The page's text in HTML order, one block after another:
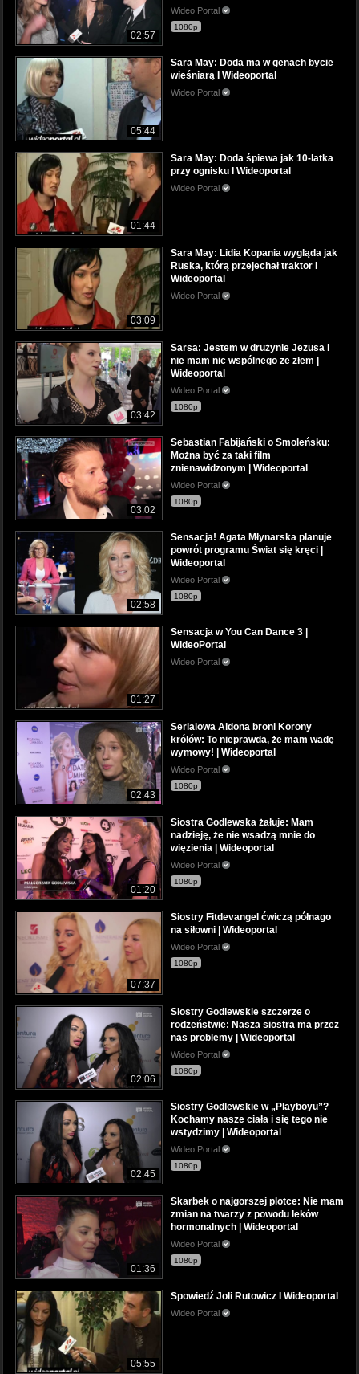
02:57
Wideo Portal
1080p
05:44
Sara May: Doda ma w genach bycie
wieśniarą I Wideoportal
Wideo Portal
01:44
Sara May: Doda śpiewa jak 10-latka
przy ognisku I Wideoportal
Wideo Portal
03:09
Sara May: Lidia Kopania wygląda jak
Ruska, którą przejechał traktor I
Wideoportal
Wideo Portal
03:42
Sarsa: Jestem w drużynie Jezusa i
nie mam nic wspólnego ze złem |
Wideoportal
Wideo Portal
1080p
03:02
Sebastian Fabijański o Smoleńsku:
Można być za taki film
znienawidzonym | Wideoportal
Wideo Portal
1080p
02:58
Sensacja! Agata Młynarska planuje
powrót programu Świat się kręci |
Wideoportal
Wideo Portal
1080p
01:27
Sensacja w You Can Dance 3 |
WideoPortal
Wideo Portal
02:43
Serialowa Aldona broni Korony
królów: To nieprawda, że mam wadę
wymowy! | Wideoportal
Wideo Portal
1080p
01:20
Siostra Godlewska żałuje: Mam
nadzieję, że nie wsadzą mnie do
więzienia | Wideoportal
Wideo Portal
1080p
07:37
Siostry Fitdevangel ćwiczą półnago
na siłowni | Wideoportal
Wideo Portal
1080p
02:06
Siostry Godlewskie szczerze o
rodzeństwie: Nasza siostra ma przez
nas problemy | Wideoportal
Wideo Portal
1080p
02:45
Siostry Godlewskie w „Playboyu”?
Kochamy nasze ciała i się tego nie
wstydzimy | Wideoportal
Wideo Portal
1080p
01:36
Skarbek o najgorszej plotce: Nie mam
zmian na twarzy z powodu leków
hormonalnych | Wideoportal
Wideo Portal
1080p
05:55
Spowiedź Joli Rutowicz I Wideoportal
Wideo Portal